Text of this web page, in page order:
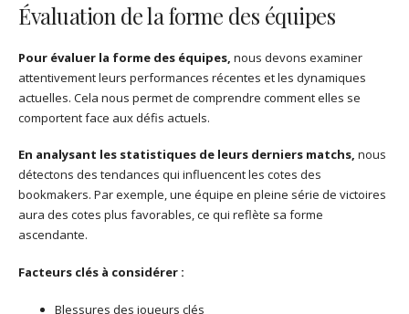
Évaluation de la forme des équipes
Pour évaluer la forme des équipes, nous devons examiner
attentivement leurs performances récentes et les dynamiques
actuelles. Cela nous permet de comprendre comment elles se
comportent face aux défis actuels.
En analysant les statistiques de leurs derniers matchs, nous
détectons des tendances qui influencent les cotes des
bookmakers. Par exemple, une équipe en pleine série de victoires
aura des cotes plus favorables, ce qui reflète sa forme
ascendante.
Facteurs clés à considérer :
Blessures des joueurs clés